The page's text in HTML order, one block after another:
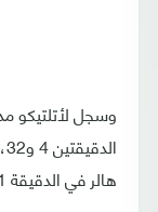
وسجل لأتلتيكو
هالر في الدقيقة 81.